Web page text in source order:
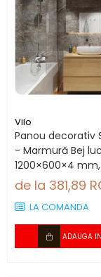
Vilo
Panou decorativ
- Marmură Bej
1200×600×4
mp/cutie (4
de la 381,89
LA COMANDA
ADAUGA